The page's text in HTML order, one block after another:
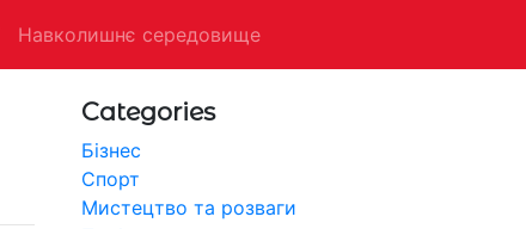
Навколишнє середовище
Categories
Бізнес
Спорт
Мистецтво та розваги